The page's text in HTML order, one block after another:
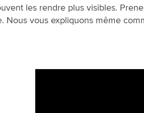
les rendre plus visibles.
vous expliquons même